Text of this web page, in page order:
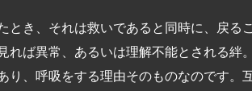
き、それは救いであると同時に、戻るこ
ば異常、あるいは理解不能とされる絆。
り、呼吸をする理由そのものなのです。